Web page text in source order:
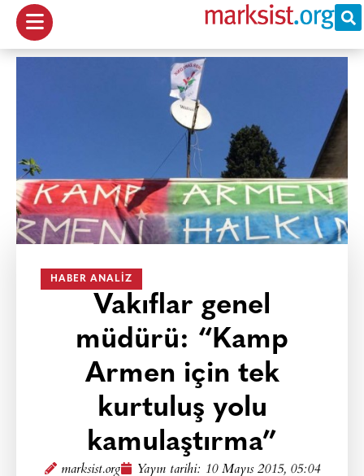
HABER ANALIZ
Vakıflar genel
müdürü: “Kamp
Armen için tek
kurtuluş yolu
kamulaştırma”
marksist.org Yayın tarihi: 10 Mayıs 2015, 05:04